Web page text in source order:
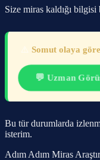
Size miras kaldığı
Somut olaya
💬 Uzman
Bu tür durumlarda
isterim.
Adım Adım Miras